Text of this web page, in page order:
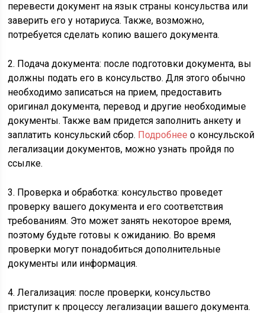
перевести документ на язык страны консульства или
заверить его у нотариуса. Также, возможно,
потребуется сделать копию вашего документа.
2. Подача документа: после подготовки документа, вы
должны подать его в консульство. Для этого обычно
необходимо записаться на прием, предоставить
оригинал документа, перевод и другие необходимые
документы. Также вам придется заполнить анкету и
заплатить консульский сбор. Подробнее о консульской
легализации документов, можно узнать пройдя по
ссылке.
3. Проверка и обработка: консульство проведет
проверку вашего документа и его соответствия
требованиям. Это может занять некоторое время,
поэтому будьте готовы к ожиданию. Во время
проверки могут понадобиться дополнительные
документы или информация.
4. Легализация: после проверки, консульство
приступит к процессу легализации вашего документа.